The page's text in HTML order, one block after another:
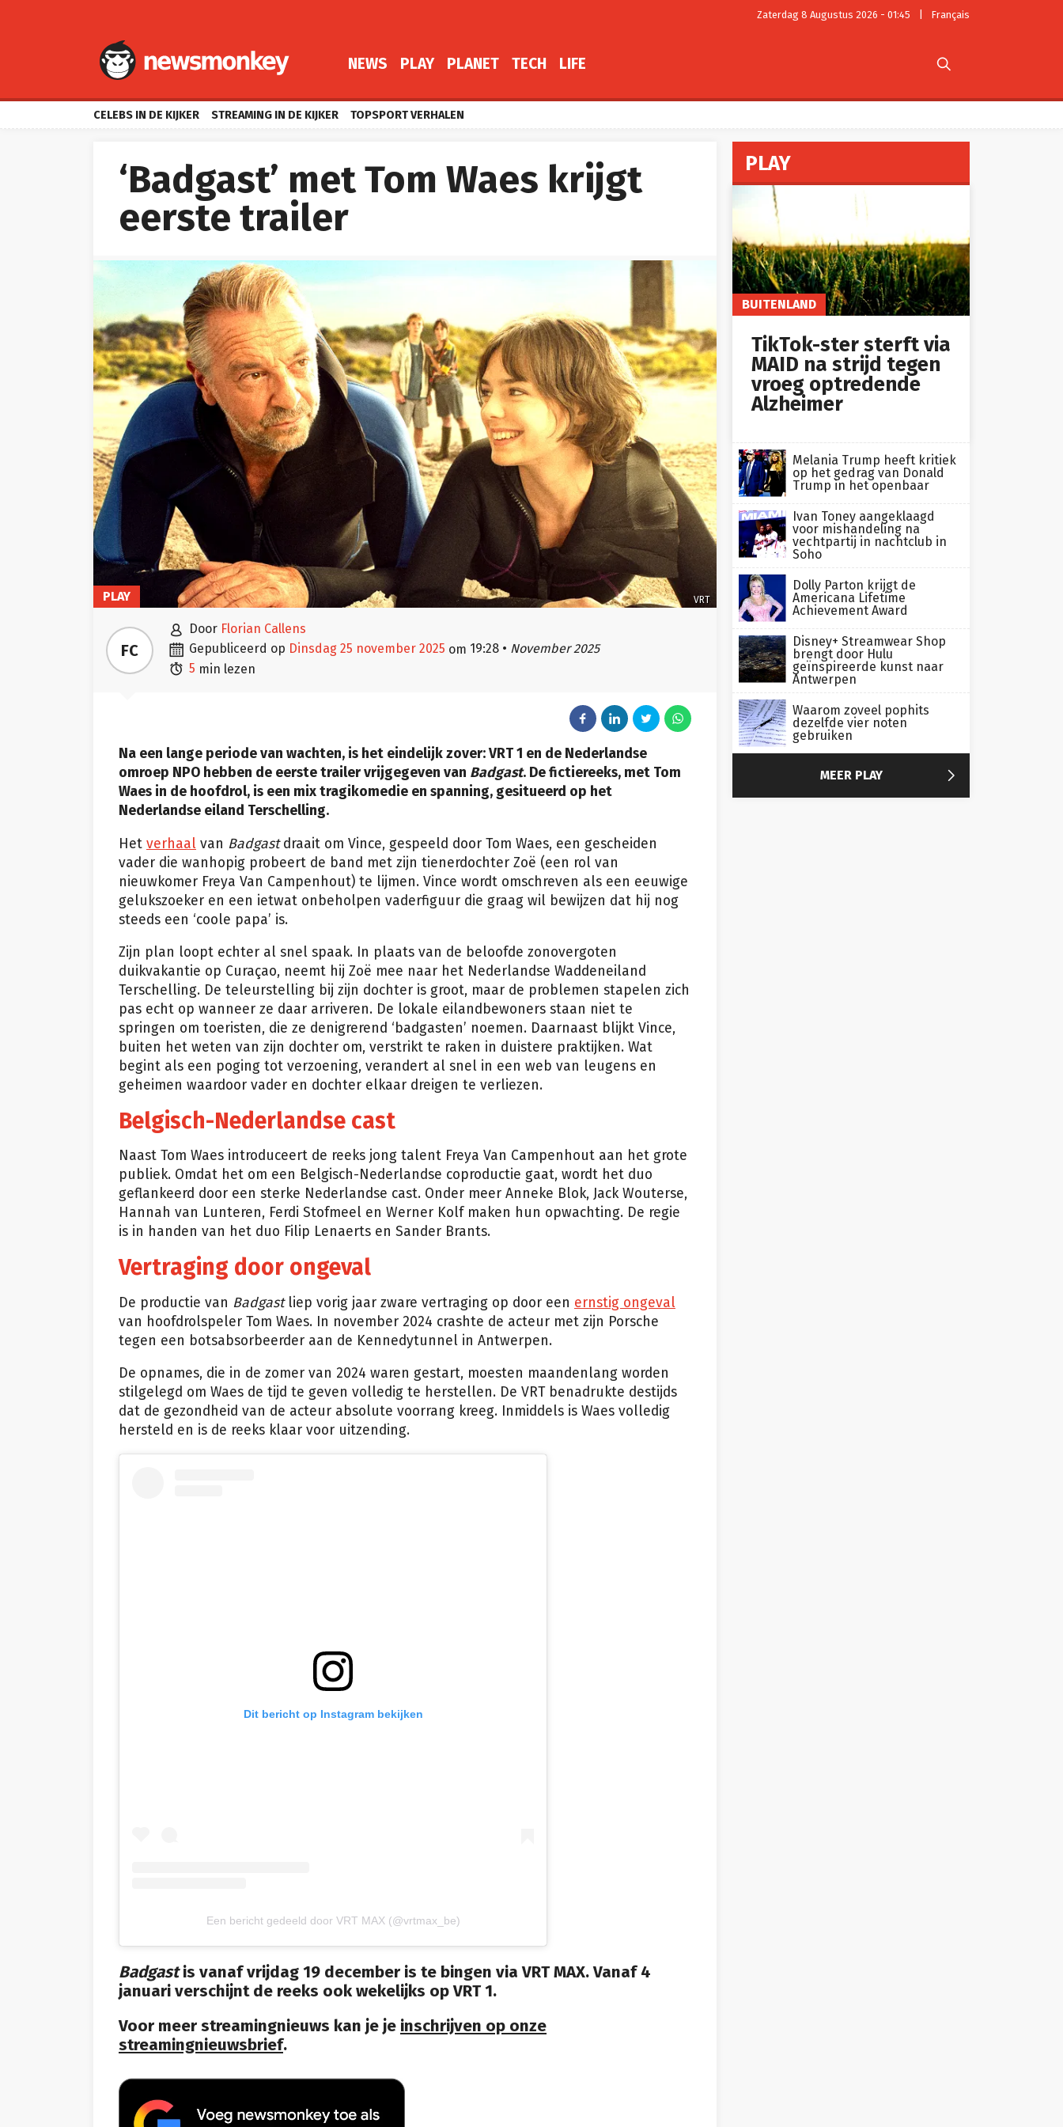
Zaterdag 8 Augustus 2026 - 01:45 Français
NEWS PLAY PLANET TECH LIFE 
CELEBS IN DE KIJKER STREAMING IN DE KIJKER TOPSPORT VERHALEN
‘Badgast’ met Tom Waes krijgt
eerste trailer
VRT
PLAY
FC
 door Florian Callens
 gepubliceerd op dinsdag 25 november 2025 om 19:28 • November 2025
 5 min lezen
Na een lange periode van wachten, is het eindelijk zover: VRT 1 en de Nederlandse
omroep NPO hebben de eerste trailer vrijgegeven van Badgast. De fictiereeks, met Tom
Waes in de hoofdrol, is een mix tragikomedie en spanning, gesitueerd op het
Nederlandse eiland Terschelling.
Het verhaal van Badgastdraait om Vince, gespeeld door Tom Waes, een gescheiden
vader die wanhopig probeert de band met zijn tienerdochter Zoë (een rol van
nieuwkomer Freya Van Campenhout) te lijmen. Vince wordt omschreven als een eeuwige
gelukszoeker en een ietwat onbeholpen vaderfiguur die graag wil bewijzen dat hij nog
steeds een ‘coole papa’ is.
Zijn plan loopt echter al snel spaak. In plaats van de beloofde zonovergoten
duikvakantie op Curaçao, neemt hij Zoë mee naar het Nederlandse Waddeneiland
Terschelling. De teleurstelling bij zijn dochter is groot, maar de problemen stapelen zich
pas echt op wanneer ze daar arriveren. De lokale eilandbewoners staan niet te
springen om toeristen, die ze denigrerend ‘badgasten’ noemen. Daarnaast blijkt Vince,
buiten het weten van zijn dochter om, verstrikt te raken in duistere praktijken. Wat
begint als een poging tot verzoening, verandert al snel in een web van leugens en
geheimen waardoor vader en dochter elkaar dreigen te verliezen.
Belgisch-Nederlandse cast
Naast Tom Waes introduceert de reeks jong talent Freya Van Campenhout aan het grote
publiek. Omdat het om een Belgisch-Nederlandse coproductie gaat, wordt het duo
geflankeerd door een sterke Nederlandse cast. Onder meer Anneke Blok, Jack Wouterse,
Hannah van Lunteren, Ferdi Stofmeel en Werner Kolf maken hun opwachting. De regie
is in handen van het duo Filip Lenaerts en Sander Brants.
Vertraging door ongeval
De productie van Badgastliep vorig jaar zware vertraging op door een ernstig ongeval
van hoofdrolspeler Tom Waes. In november 2024 crashte de acteur met zijn Porsche
tegen een botsabsorbeerder aan de Kennedytunnel in Antwerpen.
De opnames, die in de zomer van 2024 waren gestart, moesten maandenlang worden
stilgelegd om Waes de tijd te geven volledig te herstellen. De VRT benadrukte destijds
dat de gezondheid van de acteur absolute voorrang kreeg. Inmiddels is Waes volledig
hersteld en is de reeks klaar voor uitzending.
Dit bericht op Instagram bekijken
Een bericht gedeeld door VRT MAX (@vrtmax_be)
Badgastis vanaf vrijdag 19 december is te bingen via VRT MAX. Vanaf 4
januari verschijnt de reeks ook wekelijks op VRT 1.
Voor meer streamingnieuws kan je je inschrijven op onze
streamingnieuwsbrief.
PLAY
BUITENLAND
TikTok-ster sterft via
MAID na strijd tegen
vroeg optredende
Alzheimer
Melania Trump heeft kritiek
op het gedrag van Donald
Trump in het openbaar
Ivan Toney aangeklaagd
voor mishandeling na
vechtpartij in nachtclub in
Soho
Dolly Parton krijgt de
Americana Lifetime
Achievement Award
Disney+ Streamwear Shop
brengt door Hulu
geïnspireerde kunst naar
Antwerpen
Waarom zoveel pophits
dezelfde vier noten
gebruiken
MEER PLAY 